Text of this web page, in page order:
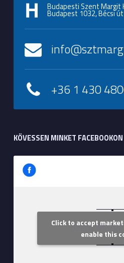
Budapesti Szent Margit
Budapest 1032, Bécsi
+36 1 430
KÖVESSEN MINKET FACEBOOKON
Szent
Click to accept
enable this